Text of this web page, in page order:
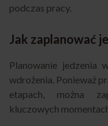
podczas pracy.
Jak zaplanować
Planowanie jedzenia
wdrożenia. Ponieważ
etapach, można
kluczowych